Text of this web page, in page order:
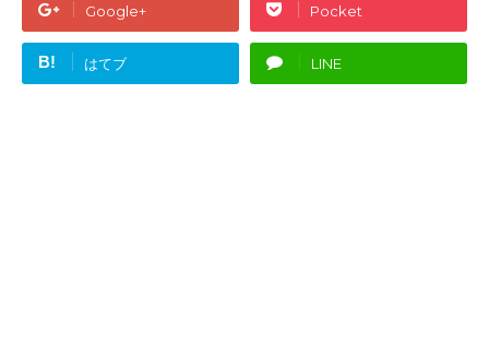
Google+ Pocket
B! はてブ LINE